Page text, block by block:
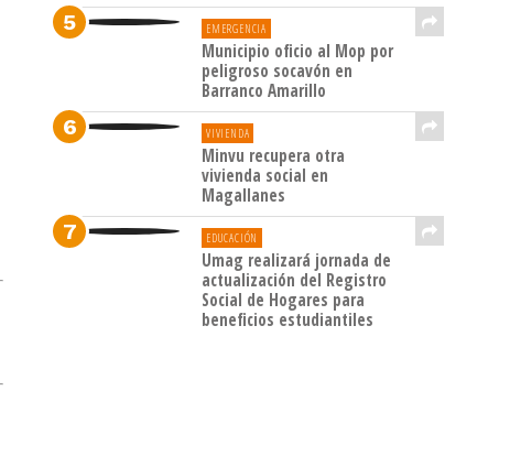
EMERGENCIA
Municipio oficio al Mop por
peligroso socavón en
Barranco Amarillo
VIVIENDA
Minvu recupera otra
vivienda social en
Magallanes
EDUCACIÓN
Umag realizará jornada de
actualización del Registro
Social de Hogares para
beneficios estudiantiles